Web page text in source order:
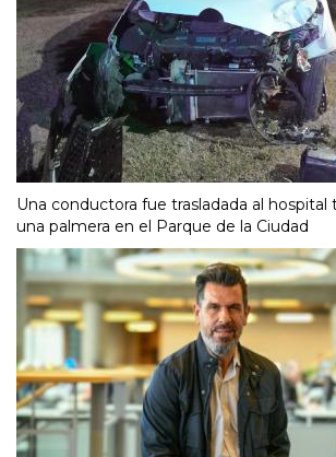
Una conductora fue trasladada al hospital
una palmera en el Parque de la Ciudad